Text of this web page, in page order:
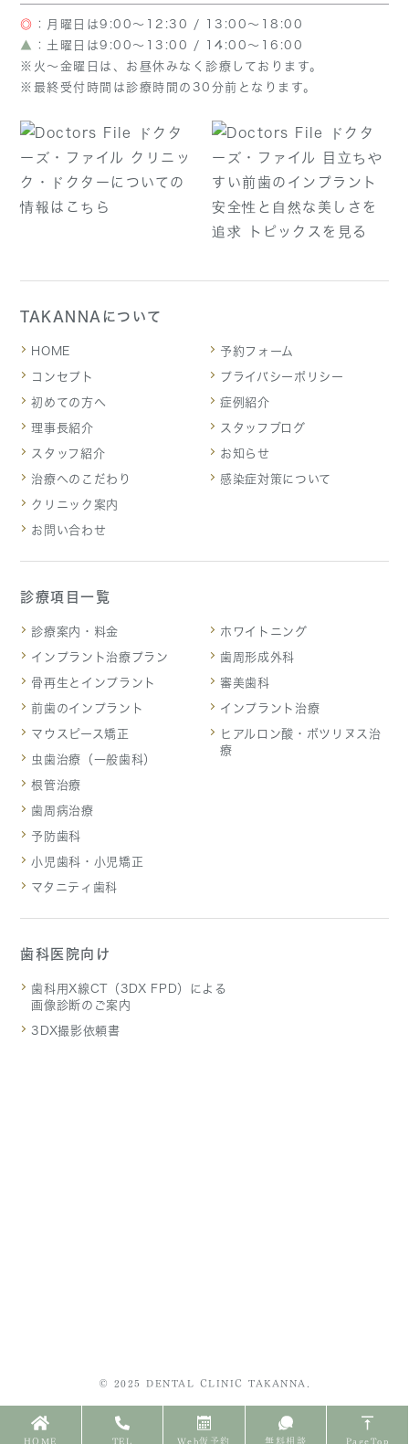
HOME TEL Web仮予約 無料相談 PageTop
◎ ：月曜日は9:00～12:30 / 13:00～18:00
▲ ：土曜日は9:00～13:00 / 14:00～16:00
※火～金曜日は、お昼休みなく診療しております。
※最終受付時間は診療時間の30分前となります。
TAKANNAについて
HOME
コンセプト
初めての方へ
理事長紹介
スタッフ紹介
治療へのこだわり
クリニック案内
お問い合わせ
予約フォーム
プライバシーポリシー
症例紹介
スタッフブログ
お知らせ
感染症対策について
診療項目一覧
診療案内・料金
インプラント治療プラン
骨再生とインプラント
前歯のインプラント
マウスピース矯正
虫歯治療（一般歯科）
根管治療
歯周病治療
予防歯科
小児歯科・小児矯正
マタニティ歯科
ホワイトニング
歯周形成外科
審美歯科
インプラント治療
ヒアルロン酸・ボツリヌス治
療
歯科医院向け
歯科用X線CT（3DX FPD）による
画像診断のご案内
3DX撮影依頼書
© 2025 DENTAL CLINIC TAKANNA.